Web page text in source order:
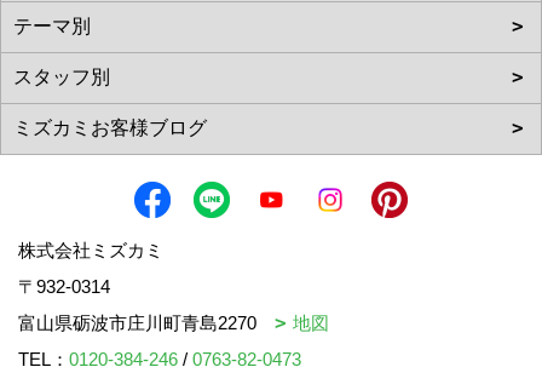
株式会社ミズカミ
〒932-0314
富山県砺波市庄川町青島2270
地図
TEL： 0120-384-246 / 0763-82-0473